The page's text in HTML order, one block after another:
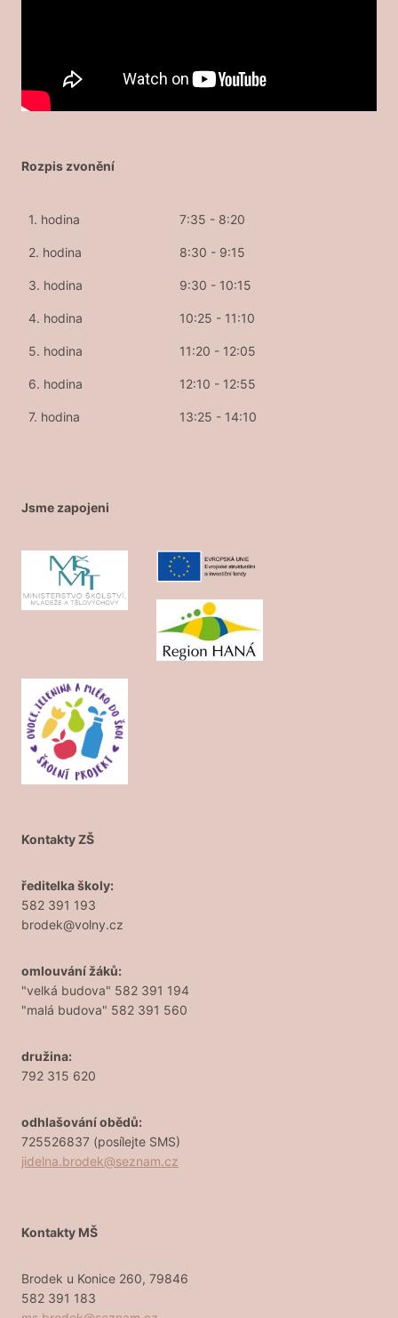
Rozpis zvonění
1. hodina 7:35 - 8:20
2. hodina 8:30 - 9:15
3. hodina 9:30 - 10:15
4. hodina 10:25 - 11:10
5. hodina 11:20 - 12:05
6. hodina 12:10 - 12:55
7. hodina 13:25 - 14:10
Jsme zapojeni
Kontakty ZŠ
ředitelka školy:
582 391 193
brodek@volny.cz
omlouvání žáků:
"velká budova" 582 391 194
"malá budova" 582 391 560
družina:
792 315 620
odhlašování obědů:
725526837 (posílejte SMS)
jidelna.brodek@seznam.cz
Kontakty MŠ
Brodek u Konice 260, 79846
582 391 183